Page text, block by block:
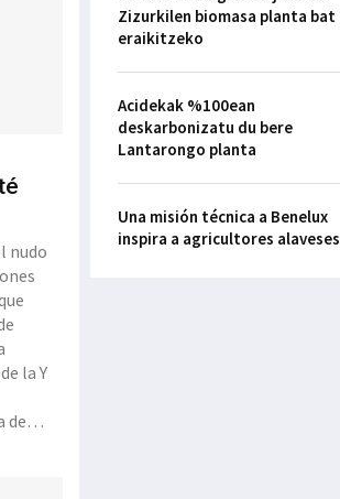
nudo
la Y
de
Zizurkilen biomasa planta bat
eraikitzeko
Acidekak %100ean
deskarbonizatu du bere
Lantarongo planta
Una misión técnica a Benelux
inspira a agricultores alaveses